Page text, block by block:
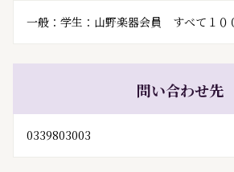
一般：学生：山野楽器会員　すべて１０
問い合わせ先
0339803003